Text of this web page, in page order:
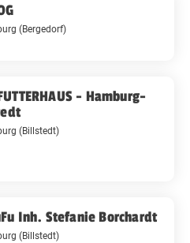
(Bergedorf)
- Hamburg-
(Billstedt)
Inh. Stefanie Borchardt
(Billstedt)